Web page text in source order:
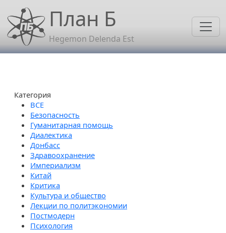
Перейти к основному содержанию
План Б
Hegemon Delenda Est
Категория
Безопасность
Гуманитарная помощь
Диалектика
Донбасс
Здравоохранение
Империализм
Китай
Критика
Культура и общество
Лекции по политэкономии
Постмодерн
Психология